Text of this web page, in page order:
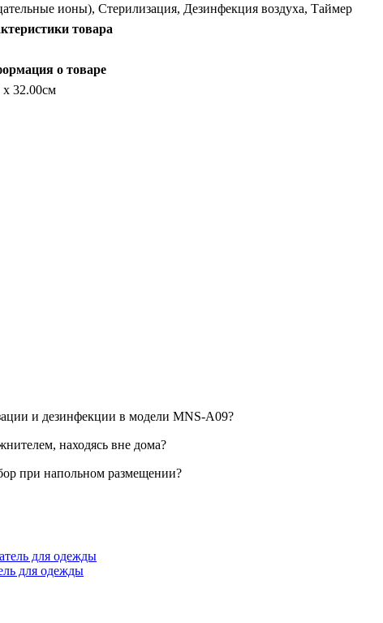
ионы), Стерилизация, Дезинфекция воздуха, Таймер
товара
о товаре
x 32.00см
и дезинфекции в модели MNS-A09?
находясь вне дома?
при напольном размещении?
для одежды